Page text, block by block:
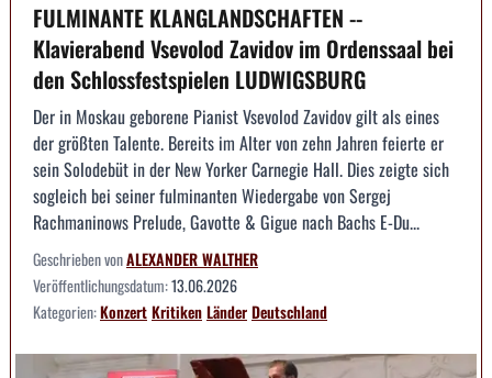
FULMINANTE KLANGLANDSCHAFTEN --
Klavierabend Vsevolod Zavidov im Ordenssaal bei
den Schlossfestspielen LUDWIGSBURG
Der in Moskau geborene Pianist Vsevolod Zavidov gilt als eines
der größten Talente. Bereits im Alter von zehn Jahren feierte er
sein Solodebüt in der New Yorker Carnegie Hall. Dies zeigte sich
sogleich bei seiner fulminanten Wiedergabe von Sergej
Rachmaninows Prelude, Gavotte & Gigue nach Bachs E-Du...
Geschrieben vonALEXANDER WALTHER
Veröffentlichungsdatum:13.06.2026
Kategorien:KonzertKritikenLänderDeutschland